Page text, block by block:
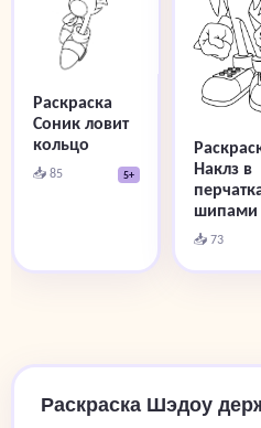
Раскраска
Соник ловит
кольцо
📥 85 5+
Наклз в
шипами
📥 73
Раскраска Шэдоу